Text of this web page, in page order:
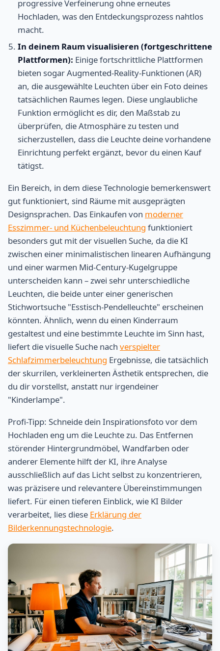
progressive Verfeinerung ohne erneutes
Hochladen, was den Entdeckungsprozess nahtlos
macht.
In deinem Raum visualisieren (fortgeschrittene
Plattformen): Einige fortschrittliche Plattformen
bieten sogar Augmented-Reality-Funktionen (AR)
an, die ausgewählte Leuchten über ein Foto deines
tatsächlichen Raumes legen. Diese unglaubliche
Funktion ermöglicht es dir, den Maßstab zu
überprüfen, die Atmosphäre zu testen und
sicherzustellen, dass die Leuchte deine vorhandene
Einrichtung perfekt ergänzt, bevor du einen Kauf
tätigst.
Ein Bereich, in dem diese Technologie bemerkenswert
gut funktioniert, sind Räume mit ausgeprägten
Designsprachen. Das Einkaufen von moderner
Esszimmer- und Küchenbeleuchtung funktioniert
besonders gut mit der visuellen Suche, da die KI
zwischen einer minimalistischen linearen Aufhängung
und einer warmen Mid-Century-Kugelgruppe
unterscheiden kann – zwei sehr unterschiedliche
Leuchten, die beide unter einer generischen
Stichwortsuche "Esstisch-Pendelleuchte" erscheinen
könnten. Ähnlich, wenn du einen Kinderraum
gestaltest und eine bestimmte Leuchte im Sinn hast,
liefert die visuelle Suche nach verspielter
Schlafzimmerbeleuchtung Ergebnisse, die tatsächlich
der skurrilen, verkleinerten Ästhetik entsprechen, die
du dir vorstellst, anstatt nur irgendeiner
"Kinderlampe".
Profi-Tipp: Schneide dein Inspirationsfoto vor dem
Hochladen eng um die Leuchte zu. Das Entfernen
störender Hintergrundmöbel, Wandfarben oder
anderer Elemente hilft der KI, ihre Analyse
ausschließlich auf das Licht selbst zu konzentrieren,
was präzisere und relevantere Übereinstimmungen
liefert. Für einen tieferen Einblick, wie KI Bilder
verarbeitet, lies diese Erklärung der
Bilderkennungstechnologie.